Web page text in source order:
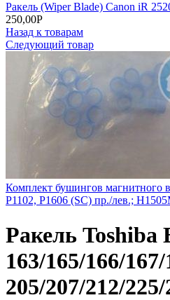
Ракель (Wiper Blade) Canon iR
250,00Р
Назад к товарам
Следующий товар
Комплект бушингов магнитного
P1102, P1606 (SC) пр./лев.;
Ракель Toshiba
163/165/166/
205/207/212/